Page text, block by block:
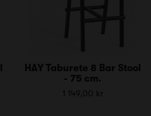
HAY Taburete 8 Bar Stool
- 75 cm.
1 149,00 kr